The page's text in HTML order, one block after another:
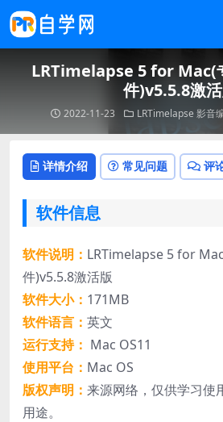
LRTimelapse 5 for Mac(
件)v5.5.8激
2022-11-23 LRTimelapse 影音
详情介绍 常见问题 评
软件信息
软件说明： LRTimelapse 5 for
件)v5.5.8激活版
软件大小： 171MB
软件语言： 英文
运行支持： Mac OS11
使用平台： Mac OS
版权声明： 来源网络，仅供学习使
用途。